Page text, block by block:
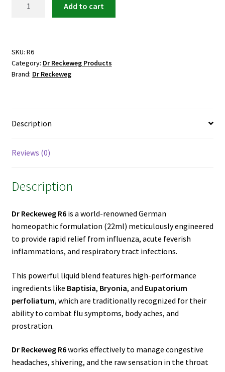
Drops
quantity
Add to cart
SKU: R6
Category: Dr Reckeweg Products
Brand: Dr Reckeweg
Description
Reviews (0)
Description
Dr Reckeweg R6is a world-renowned German
homeopathic formulation (22ml) meticulously engineered
to provide rapid relief from influenza, acute feverish
inflammations, and respiratory tract infections.
This powerful liquid blend features high-performance
ingredients like Baptisia, Bryonia, and Eupatorium
perfoliatum, which are traditionally recognized for their
ability to combat flu symptoms, body aches, and
prostration.
Dr Reckeweg R6works effectively to manage congestive
headaches, shivering, and the raw sensation in the throat